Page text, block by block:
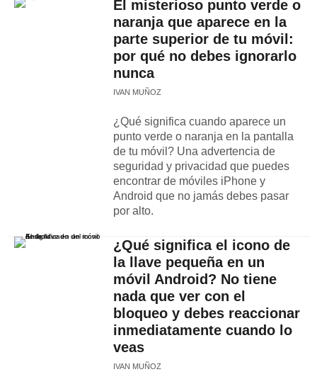
El misterioso punto verde o
naranja que aparece en la
parte superior de tu móvil:
por qué no debes ignorarlo
nunca
IVAN MUÑOZ
¿Qué significa cuando aparece un
punto verde o naranja en la pantalla
de tu móvil? Una advertencia de
seguridad y privacidad que puedes
encontrar de móviles iPhone y
Android que no jamás debes pasar
por alto.
¿Qué significa el icono de
la llave pequeña en un
móvil Android? No tiene
nada que ver con el
bloqueo y debes reaccionar
inmediatamente cuando lo
veas
IVAN MUÑOZ